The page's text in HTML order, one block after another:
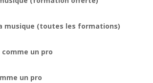
musique (toutes les formations)
un pro
un pro